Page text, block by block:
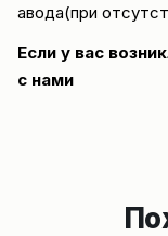
авода(при
Если у вас
с нами